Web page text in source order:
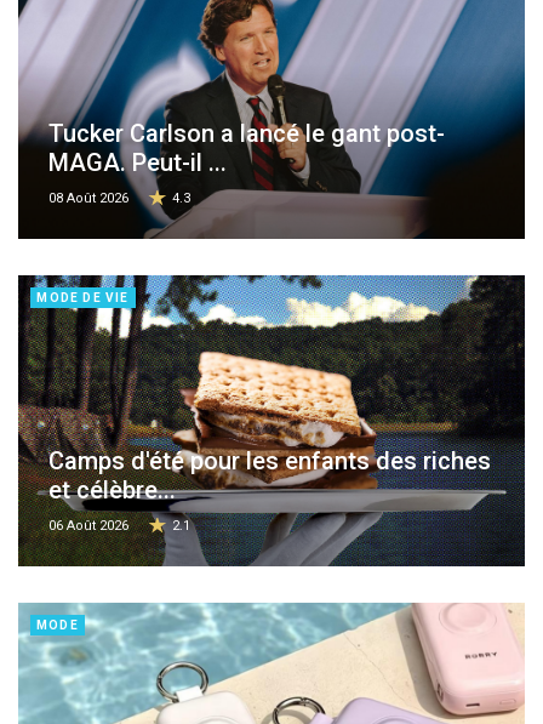
Tucker Carlson a lancé le gant post-
MAGA. Peut-il ...
08 Août 2026 4.3
MODE DE VIE
Camps d'été pour les enfants des riches
et célèbre...
06 Août 2026 2.1
MODE